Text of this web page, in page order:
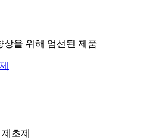
상을 위해 엄선된 제품
초제